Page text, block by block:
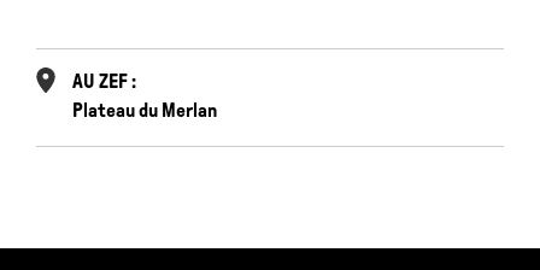
AU ZEF :
Plateau du Merlan